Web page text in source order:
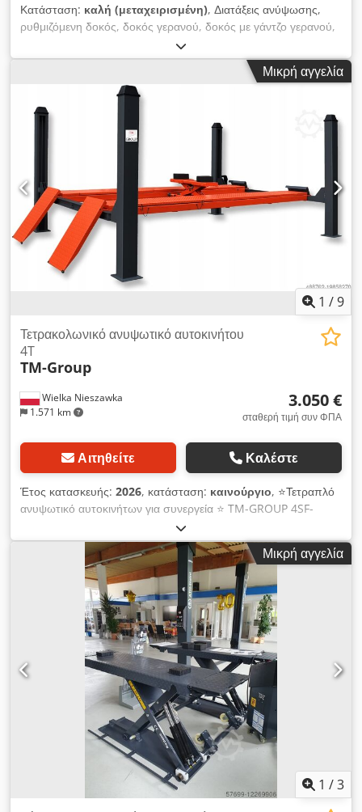
Κατάσταση: καλή (μεταχειρισμένη), Διατάξεις ανύψωσης,
ρυθμιζόμενη δοκός, δοκός γερανού, δοκός με γάντζο γερανού,
δοκός ανύψωσης, δοκός βαρέως τύπου, δοκός
εξισορρόπησης, ανυψωτική συσκευή, ανυψωτικό υλικών για
ανυψωτικό μηχάνημα, γερανός αίθουσας, περιστρεφόμενος
γερανός σε στύλο, γερανός εργασίας, αλυσίδα ανύψωσης
Dksdpfxezf E Egj Ailjr - Κατασκευαστής: Alfa Laval,
ανυψωτική συσκευή από διαχωριστή φυγοκέντρου (dekanter)
- Φορτίο ανύψωσης: 850 kg - Αρ.: 6123 2745 85 - Διαστάσεις
μεταφοράς: 1375/595/Υ255 mm - Βάρος: 73 kg
Μικρή αγγελία
1 /9
Wielka Nieszawka
1.571 km
Τετρακολωνικό ανυψωτικό αυτοκινήτου
4T
TM-Group
3.050 €
σταθερή τιμή συν ΦΠΑ
Αιτηθείτε Καλέστε
Έτος κατασκευής: 2026, κατάσταση: καινούργιο, ⭐️Τετραπλό
ανυψωτικό αυτοκινήτων για συνεργεία ⭐️ TM-GROUP 4SF-
4000B 4 Τόνων Αυτόματο ΓΙΑ ΕΥΘΥΓΡΑΜΜΙΣΗ / ΓΙΑ
ΓΕΩΜΕΤΡΙΑ ΥΨΗΛΗΣ ΠΟΙΟΤΗΤΑΣ ΛΑΔΙ ΚΑΙ ΣΕΤ
ΕΓΚΑΤΑΣΤΑΣΗΣ ΔΩΡΕΑΝ Προδιαγραφές: ✅ Κατασκευαστής:
TM-GROUP ✅ Μέγιστο ανυψωτικό φορτίο: 4 τόνοι ✅ Τύπος:
Αυτόματο ✅ Σύνδεση: Από κάτω ✅ Τροφοδοσία: 400V
(προαιρετικά 230V) ✅ Χρόνος ανύψωσης: 60 δευτερόλεπτα ✅
Ύψος ανύψωσης: 1750 mm ✅ Τερματικός διακόπτης: Ναι ✅
Ισχύς κινητήρα: 2,2 kW ✅ Τηλεσκοπικοί ανυψωτήρες τύπου
rolling jack, επιτρέπουν ανύψωση επίσης στα μαρσπιέ του
αυτοκινήτου ✅ Πλάκες ευθυγράμμισης (με δυνατότητα
κλειδώματος) ✅ Θέσεις για περιστρεφόμενες πλάκες ✅
Αυτοκατερχόμενα ράμπες ανόδου ✅ Αυτόματες ασφάλειες που
δημιουργούν φυσικό εμπόδιο ασφαλείας ✅ Βίδες αγκύρωσης
συμπεριλαμβάνονται: Ναι ✅ Υδραυλικό λάδι 10L: δωρεάν ✅
Πληροί τις απαιτήσεις για πιστοποίηση UDT: Ναι ✅ Μήκος
ανόδου: 4250 mm ✅ Πλάτος ανόδου: 918-1118 mm Είναι
αυτό το ανυψωτικό κατάλληλο για μένα❓ Το αυτόματο
Μικρή αγγελία
1 /3